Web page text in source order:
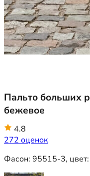
Пальто больших
бежевое
4.8
272 оценок
Фасон: 95515-3, цвет: